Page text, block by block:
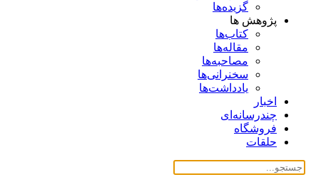
گزیده‌ها
پژوهش ها
کتاب‌ها
مقاله‌ها
مصاحبه‌ها
سخنرانی‌ها
یادداشت‌ها
اخبار
چندرسانه‌ای
فروشگاه
حلقات